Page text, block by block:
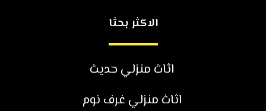
الاكثر بحثا
اثاث منزلي حديث
اثاث منزلي غرف نوم